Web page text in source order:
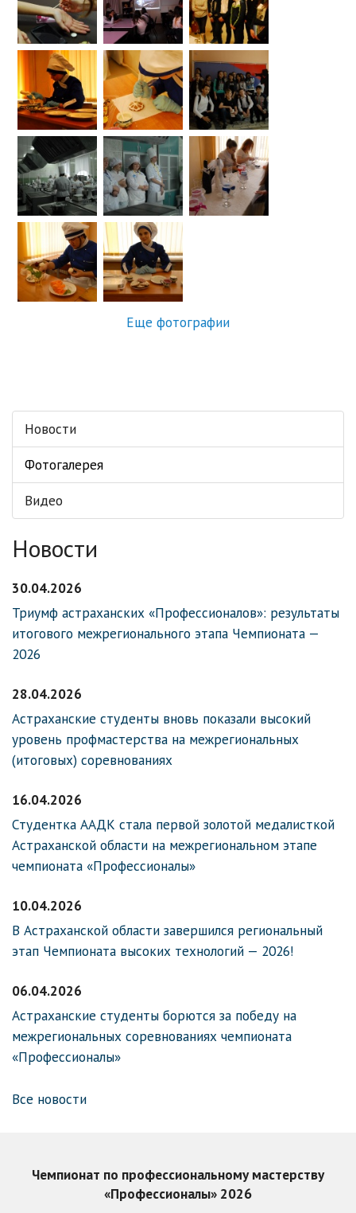
Еще фотографии
Новости
Фотогалерея
Видео
Новости
30.04.2026
Триумф астраханских «Профессионалов»: результаты
итогового межрегионального этапа Чемпионата —
2026
28.04.2026
Астраханские студенты вновь показали высокий
уровень профмастерства на межрегиональных
(итоговых) соревнованиях
16.04.2026
Студентка ААДК стала первой золотой медалисткой
Астраханской области на межрегиональном этапе
чемпионата «Профессионалы»
10.04.2026
В Астраханской области завершился региональный
этап Чемпионата высоких технологий — 2026!
06.04.2026
Астраханские студенты борются за победу на
межрегиональных соревнованиях чемпионата
«Профессионалы»
Все новости
Чемпионат по профессиональному мастерству
«Профессионалы» 2026